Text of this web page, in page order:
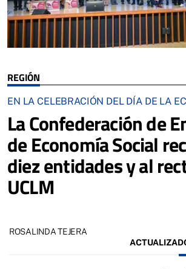
REGIÓN
EN LA CELEBRACIÓN DEL DÍA DE LA
La Confederación de
de Economía Social
diez entidades y al
UCLM
ROSALINDA TEJERA